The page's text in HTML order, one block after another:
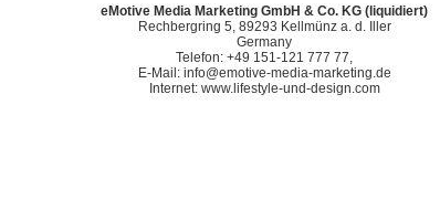
eMotive Media Marketing GmbH & Co. KG (liquidiert)
Rechbergring 5, 89293 Kellmünz a. d. Iller
Germany
Telefon: +49 151-121 777 77,
E-Mail: info@emotive-media-marketing.de
Internet: www.lifestyle-und-design.com